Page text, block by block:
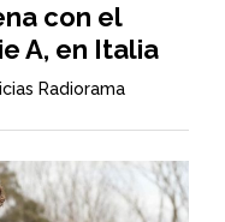
con el
A, en Italia
Radiorama